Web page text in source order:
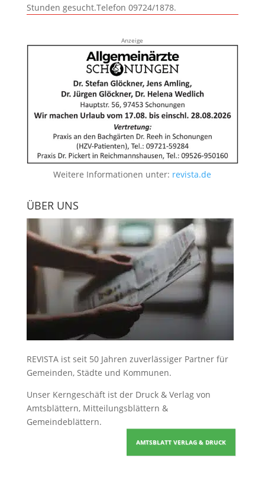
Stunden gesucht.Telefon 09724/1878.
Anzeige
Weitere Informationen unter: revista.de
ÜBER UNS
REVISTA ist seit 50 Jahren zuverlässiger Partner für
Gemeinden, Städte und Kommunen.
Unser Kerngeschäft ist der Druck & Verlag von
Amtsblättern, Mitteilungsblättern &
Gemeindeblättern.
AMTSBLATT VERLAG & DRUCK